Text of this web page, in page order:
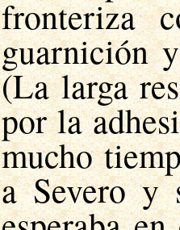
fronteriza
guarnición
(La larga
por la
mucho
a Severo y